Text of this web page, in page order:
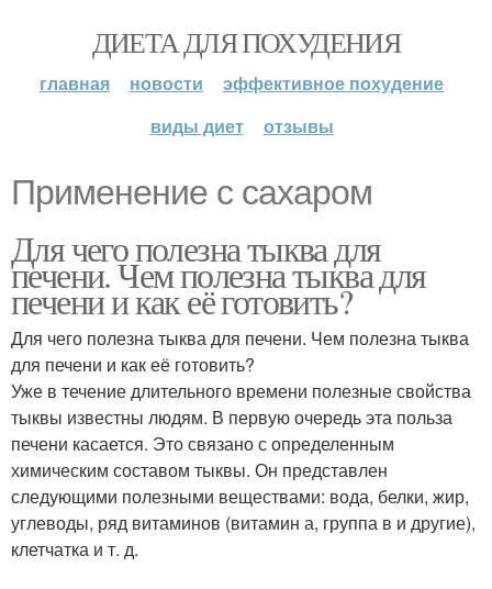
ДИЕТА ДЛЯ ПОХУДЕНИЯ
главная новости
эффективное похудение
виды диет
отзывы
Применение с сахаром
Для чего полезна тыква для
печени. Чем полезна тыква для
печени и как её готовить?
Для чего полезна тыква для печени. Чем полезна тыква
для печени и как её готовить?
Уже в течение длительного времени полезные свойства
тыквы известны людям. В первую очередь эта польза
печени касается. Это связано с определенным
химическим составом тыквы. Он представлен
следующими полезными веществами: вода, белки, жир,
углеводы, ряд витаминов (витамин а, группа в и другие),
клетчатка и т. д.